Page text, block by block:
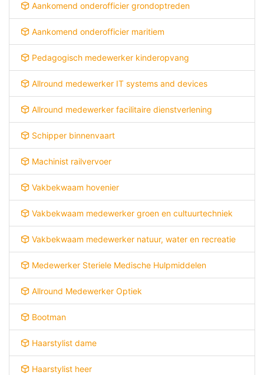
Aankomend onderofficier grondoptreden
Aankomend onderofficier maritiem
Pedagogisch medewerker kinderopvang
Allround medewerker IT systems and devices
Allround medewerker facilitaire dienstverlening
Schipper binnenvaart
Machinist railvervoer
Vakbekwaam hovenier
Vakbekwaam medewerker groen en cultuurtechniek
Vakbekwaam medewerker natuur, water en recreatie
Medewerker Steriele Medische Hulpmiddelen
Allround Medewerker Optiek
Bootman
Haarstylist dame
Haarstylist heer